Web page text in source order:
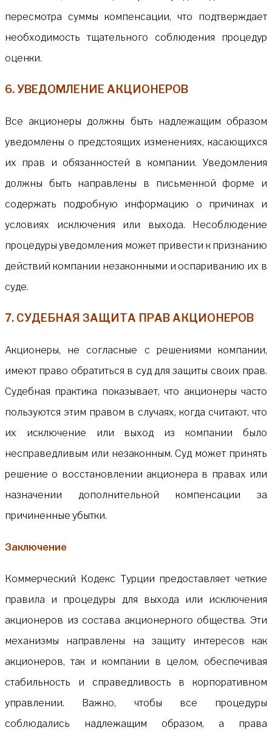
пересмотра суммы компенсации, что подтверждает
необходимость тщательного соблюдения процедур
оценки.
6. УВЕДОМЛЕНИЕ АКЦИОНЕРОВ
Все акционеры должны быть надлежащим образом
уведомлены о предстоящих изменениях, касающихся
их прав и обязанностей в компании. Уведомления
должны быть направлены в письменной форме и
содержать подробную информацию о причинах и
условиях исключения или выхода. Несоблюдение
процедуры уведомления может привести к признанию
действий компании незаконными и оспариванию их в
суде.
7. СУДЕБНАЯ ЗАЩИТА ПРАВ АКЦИОНЕРОВ
Акционеры, не согласные с решениями компании,
имеют право обратиться в суд для защиты своих прав.
Судебная практика показывает, что акционеры часто
пользуются этим правом в случаях, когда считают, что
их исключение или выход из компании было
несправедливым или незаконным. Суд может принять
решение о восстановлении акционера в правах или
назначении дополнительной компенсации за
причиненные убытки.
Заключение
Коммерческий Кодекс Турции предоставляет четкие
правила и процедуры для выхода или исключения
акционеров из состава акционерного общества. Эти
механизмы направлены на защиту интересов как
акционеров, так и компании в целом, обеспечивая
стабильность и справедливость в корпоративном
управлении. Важно, чтобы все процедуры
соблюдались надлежащим образом, а права